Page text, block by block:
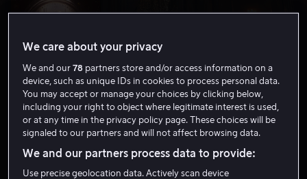
The American Society of Magical
Negroes
Komedie 2024
We care about your privacy
We and our78 partners store and/or access information on a
device, such as unique IDs in cookies to process personal data.
You may accept or manage your choices by clicking below,
including your right to object where legitimate interest is used,
or at any time in the privacy policy page. These choices will be
signaled to our partners and will not affect browsing data.
We and our partners process data to provide:
Use precise geolocation data. Actively scan device